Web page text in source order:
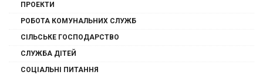
ПРОЕКТИ
РОБОТА КОМУНАЛЬНИХ СЛУЖБ
СІЛЬСЬКЕ ГОСПОДАРСТВО
СЛУЖБА ДІТЕЙ
СОЦІАЛЬНІ ПИТАННЯ